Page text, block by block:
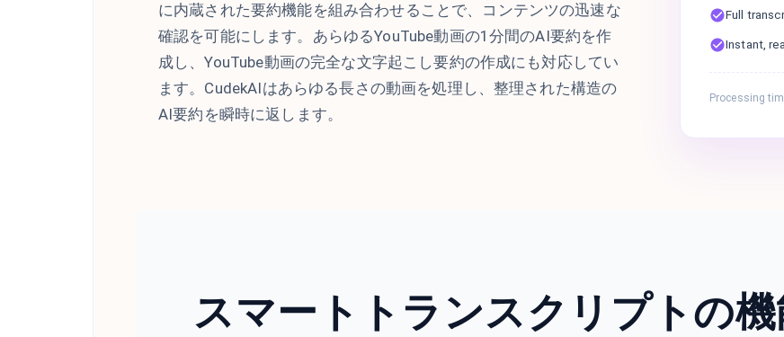
に内蔵された要約機能を組み合わせることで、コンテンツの迅速な
確認を可能にします。あらゆるYouTube動画の1分間のAI要約を作
成し、YouTube動画の完全な文字起こし要約の作成にも対応してい
ます。CudekAIはあらゆる長さの動画を処理し、整理された構造の
AI要約を瞬時に返します。
Full
Instant,
Processing
スマートトランスクリプトの